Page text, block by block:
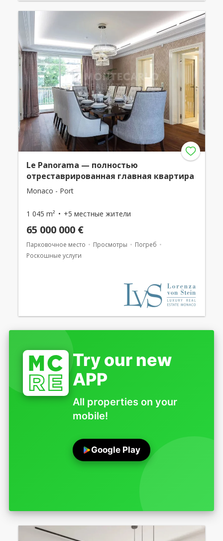
Le Panorama — полностью
отреставрированная главная квартира
Monaco - Port
1 045 m² +5 местные жители
65 000 000 €
Парковочное место Просмотры
Погреб
Роскошные услуги
Try our new
APP
All properties on your
mobile!
Google Play